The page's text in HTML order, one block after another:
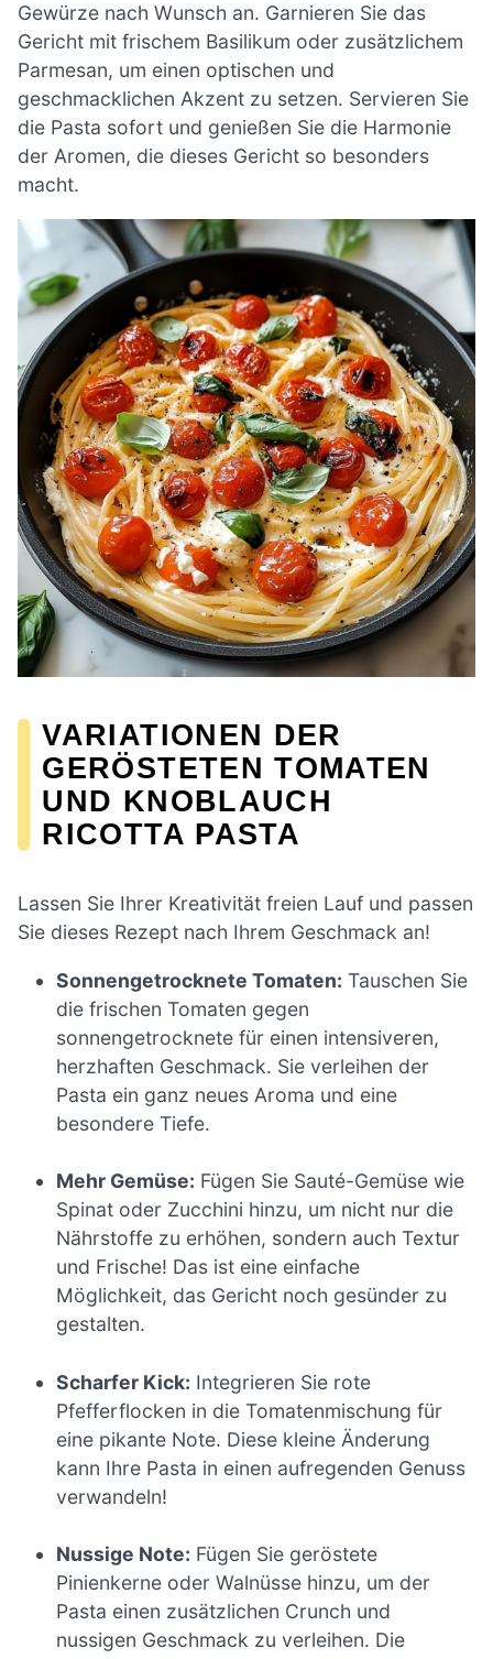
Gewürze nach Wunsch an. Garnieren Sie das
Gericht mit frischem Basilikum oder zusätzlichem
Parmesan, um einen optischen und
geschmacklichen Akzent zu setzen. Servieren Sie
die Pasta sofort und genießen Sie die Harmonie
der Aromen, die dieses Gericht so besonders
macht.
VARIATIONEN DER
GERÖSTETEN TOMATEN
UND KNOBLAUCH
RICOTTA PASTA
Lassen Sie Ihrer Kreativität freien Lauf und passen
Sie dieses Rezept nach Ihrem Geschmack an!
Sonnengetrocknete Tomaten: Tauschen Sie
die frischen Tomaten gegen
sonnengetrocknete für einen intensiveren,
herzhaften Geschmack. Sie verleihen der
Pasta ein ganz neues Aroma und eine
besondere Tiefe.
Mehr Gemüse: Fügen Sie Sauté-Gemüse wie
Spinat oder Zucchini hinzu, um nicht nur die
Nährstoffe zu erhöhen, sondern auch Textur
und Frische! Das ist eine einfache
Möglichkeit, das Gericht noch gesünder zu
gestalten.
Scharfer Kick: Integrieren Sie rote
Pfefferflocken in die Tomatenmischung für
eine pikante Note. Diese kleine Änderung
kann Ihre Pasta in einen aufregenden Genuss
verwandeln!
Nussige Note: Fügen Sie geröstete
Pinienkerne oder Walnüsse hinzu, um der
Pasta einen zusätzlichen Crunch und
nussigen Geschmack zu verleihen. Die